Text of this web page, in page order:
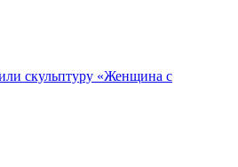
скульптуру «Женщина с